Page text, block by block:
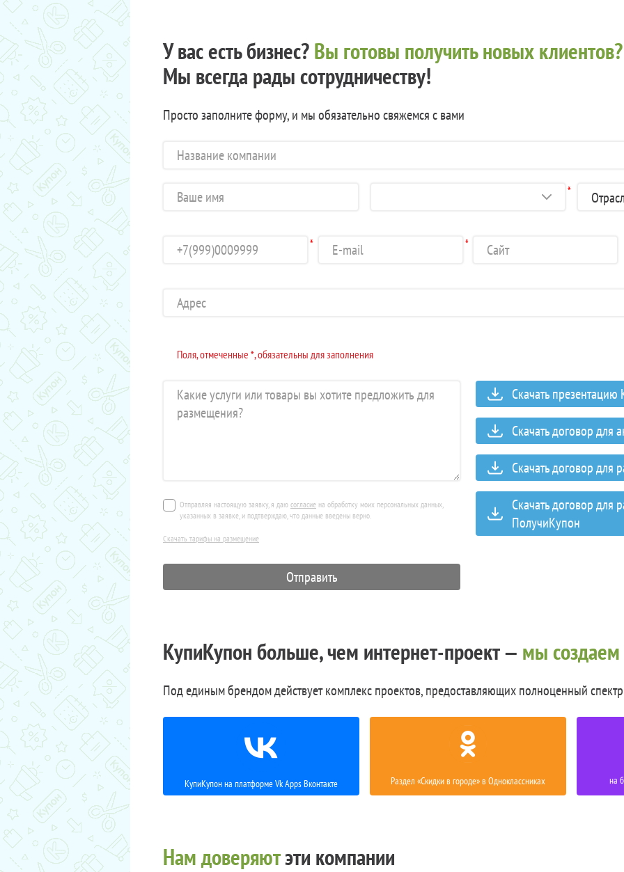
У вас есть бизнес?Вы готовы получить новых клиентов?
Мы всегда рады сотрудничеству!
Просто заполните форму, и мы обязательно свяжемся с вами
*
* *
Поля, отмеченные *, обязательны для заполнения
Отправляя настоящую заявку, я даю согласие на обработку моих персональных данных,
указанных в заявке, и подтверждаю, что данные введены верно.
Скачать тарифы на размещение
Скачать
Скачать договор для
Скачать договор для
Скачать договор для
ПолучиКупон
КупиКупон больше, чем интернет-проект — мы
Под единым брендом действует комплекс проектов, предоставляющих полноценный спектр
КупиКупон на платформе Vk Apps Вконтакте Раздел «Скидки в городе» в Одноклассниках на
Нам доверяютэти компании